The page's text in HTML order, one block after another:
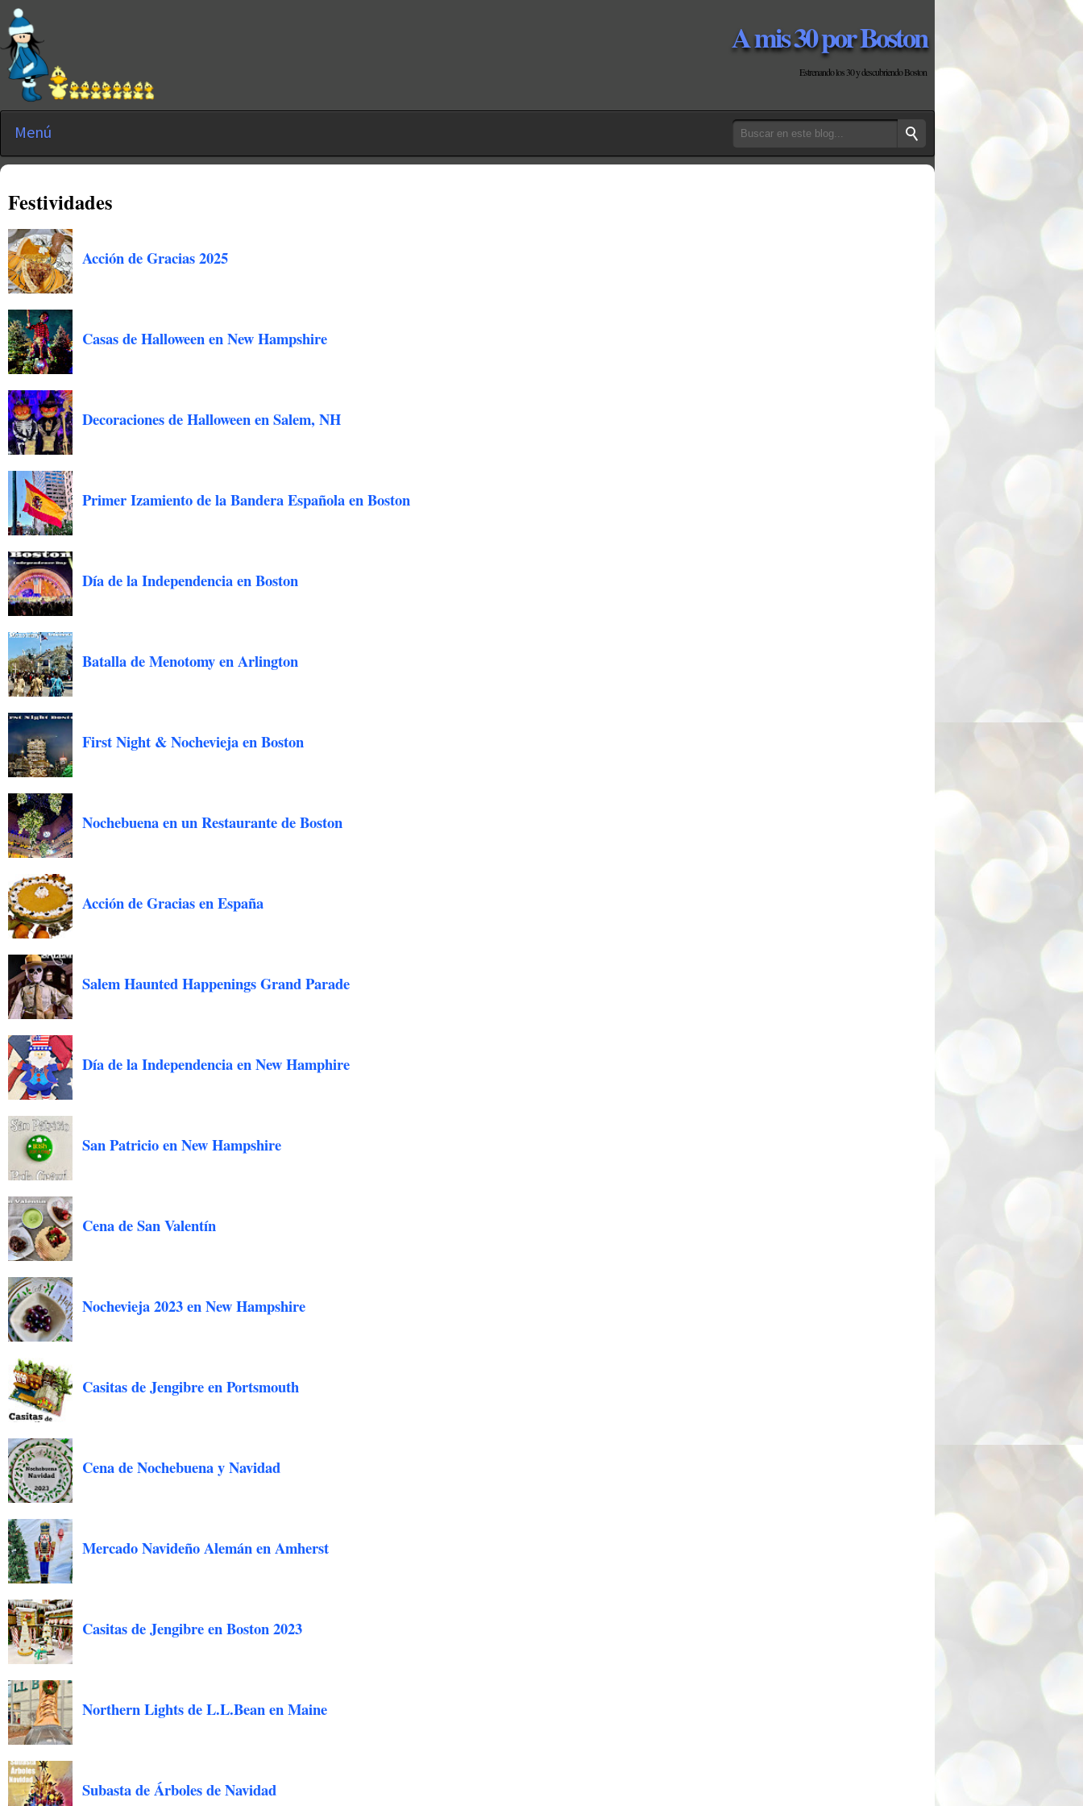
A mis 30 por Boston
Estrenando los 30 y descubriendo Boston
Menú
Festividades
Acción de Gracias 2025
Casas de Halloween en New Hampshire
Decoraciones de Halloween en Salem, NH
Primer Izamiento de la Bandera Española en Boston
Día de la Independencia en Boston
Batalla de Menotomy en Arlington
First Night & Nochevieja en Boston
Nochebuena en un Restaurante de Boston
Acción de Gracias en España
Salem Haunted Happenings Grand Parade
Día de la Independencia en New Hamphire
San Patricio en New Hampshire
Cena de San Valentín
Nochevieja 2023 en New Hampshire
Casitas de Jengibre en Portsmouth
Cena de Nochebuena y Navidad
Mercado Navideño Alemán en Amherst
Casitas de Jengibre en Boston 2023
Northern Lights de L.L.Bean en Maine
Subasta de Árboles de Navidad